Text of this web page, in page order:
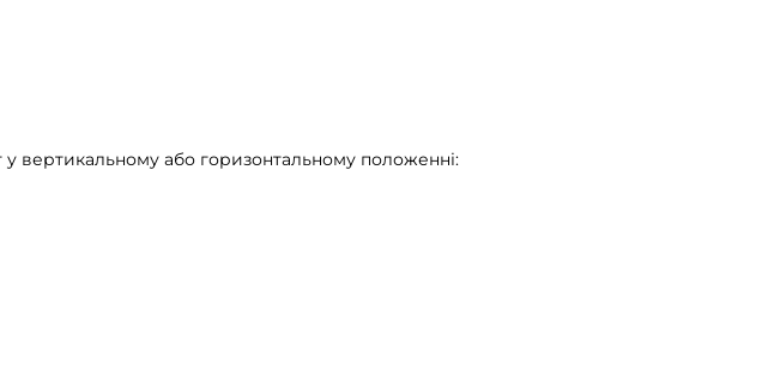
у вертикальному або горизонтальному положенні: